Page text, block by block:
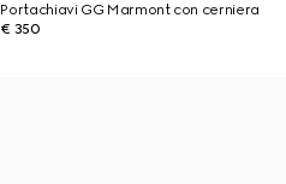
Portachiavi GG Marmont con cerniera
€ 350